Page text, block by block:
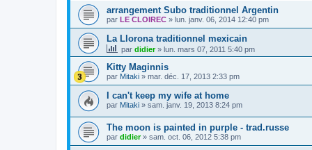
arrangement Subo traditionnel Argentin
par LE CLOIREC » lun. janv. 06, 2014 12:40 pm
La Llorona traditionnel mexicain
par didier» lun. mars 07, 2011 5:40 pm
Kitty Maginnis
par Mitaki » mar. déc. 17, 2013 2:33 pm
I can't keep my wife at home
par Mitaki » sam. janv. 19, 2013 8:24 pm
The moon is painted in purple - trad.russe
par didier» sam. oct. 06, 2012 5:38 pm